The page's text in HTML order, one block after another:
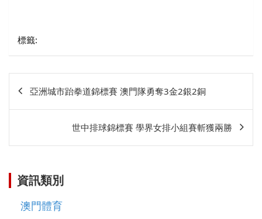
標籤:
章
亞洲城市跆拳道錦標賽 澳門隊勇奪3金2銀2銅
世中排球錦標賽 學界女排小組賽斬獲兩勝
資訊類別
澳門體育